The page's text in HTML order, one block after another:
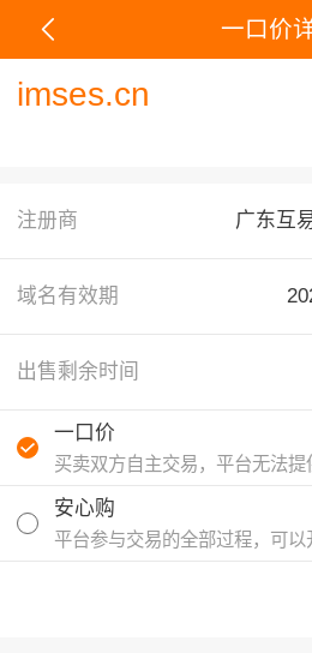
一口价
imses.cn
注册商 广东互
域名有效期
出售剩余时间
一口价
买卖双方自主交易，平台无法提
安心购
平台参与交易的全部过程，可以